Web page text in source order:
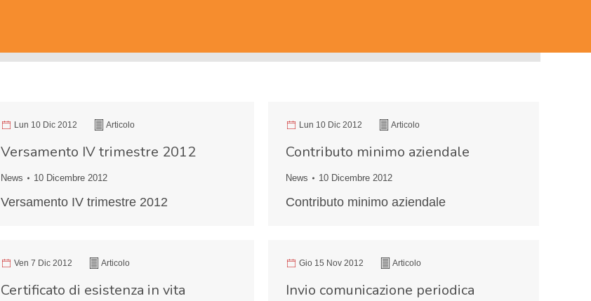
Lun 10 Dic 2012 Articolo
Versamento IV trimestre 2012
News 10 Dicembre 2012
Versamento IV trimestre 2012
Lun 10 Dic 2012 Articolo
Contributo minimo aziendale
News 10 Dicembre 2012
Contributo minimo aziendale
Ven 7 Dic 2012 Articolo
Certificato di esistenza in vita
Gio 15 Nov 2012 Articolo
Invio comunicazione periodica